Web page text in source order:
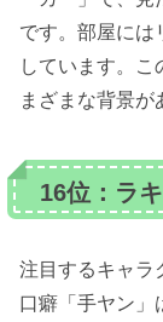
です。部屋には
しています。こ
まざまな背景が
16位：ラキ
注目するキャラ
口癖「手ヤン」